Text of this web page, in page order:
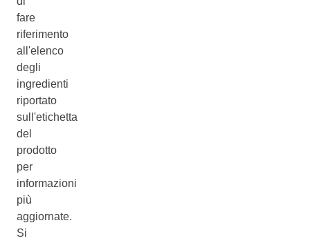
fare
riferimento
all'elenco
degli
ingredienti
riportato
sull'etichetta
del
prodotto
per
informazioni
più
aggiornate.
Si